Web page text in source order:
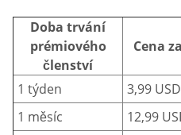
Doba trvání
prémiového
členství
Cena
1 týden 3,99 USD
1 měsíc
12,99